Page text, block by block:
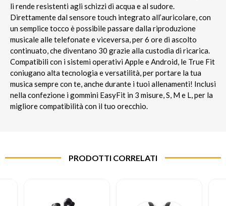
li rende resistenti agli schizzi di acqua e al sudore.
Direttamente dal sensore touch integrato all’auricolare, con
un semplice tocco è possibile passare dalla riproduzione
musicale alle telefonate e viceversa, per 6 ore di ascolto
continuato, che diventano 30 grazie alla custodia di ricarica.
Compatibili con i sistemi operativi Apple e Android, le True Fit
coniugano alta tecnologia e versatilità, per portare la tua
musica sempre con te, anche durante i tuoi allenamenti! Inclusi
nella confezione i gommini EasyFit in 3 misure, S, M e L, per la
migliore compatibilità con il tuo orecchio.
PRODOTTI CORRELATI